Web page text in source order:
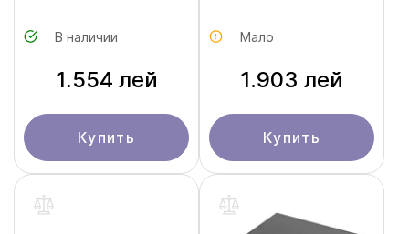
В наличии
1.554 лей
Купить
Мало
1.903 лей
Купить